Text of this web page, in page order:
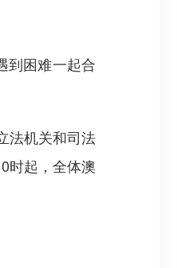
到困难一起合
法机关和司法
时起，全体澳